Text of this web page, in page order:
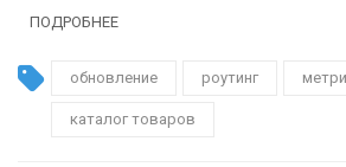
ПОДРОБНЕЕ
обновление роутинг
каталог товаров